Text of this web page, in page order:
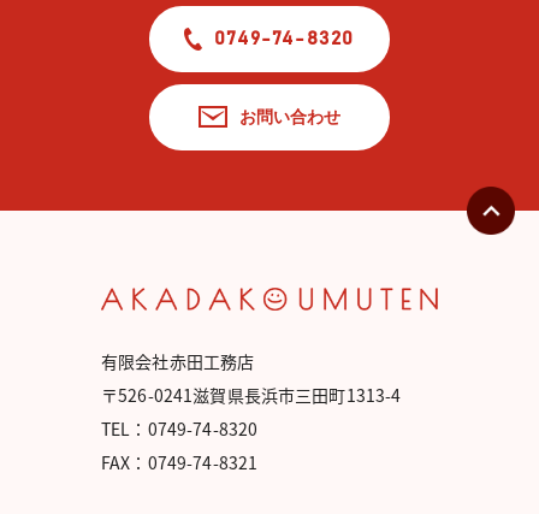
0749-74-8320
お問い合わせ
有限会社赤田工務店
〒526-0241滋賀県長浜市三田町1313-4
TEL：0749-74-8320
FAX：0749-74-8321